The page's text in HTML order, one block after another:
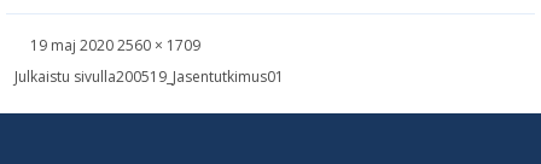
Skriven
19 maj 2020Bild
full
2560 × 1709
Inläggsnavigering
Julkaistu sivulla200519_Jasentutkimus01